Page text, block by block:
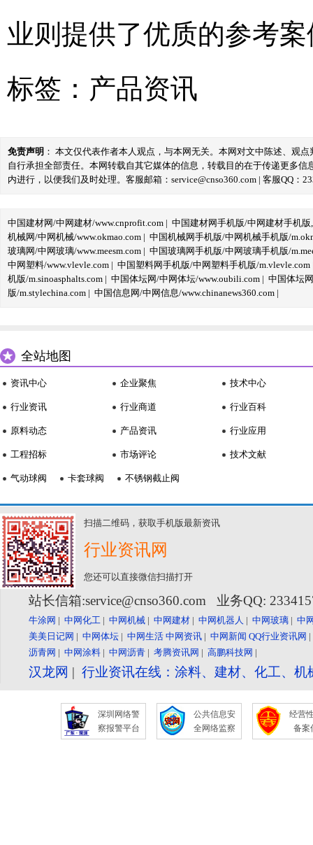
业则提供了优质的参考
标签： 产品资讯
免责声明 ： 本文仅代表作者本人观点，与本网无关。本网对文中陈述、观
自行承担全部责任。本网转载自其它媒体的信息，转载目的在于传递更多
内进行，以便我们及时处理。客服邮箱：service@cnso360.com | 客服QQ：
中国建材网/中网建材/www.cnprofit.com | 中国建材网手机版/中网建材手机版
机械网/中网机械/www.okmao.com | 中国机械网手机版/中网机械手机版/
玻璃网/中网玻璃/www.meesm.com | 中国玻璃网手机版/中网玻璃手机版/
中网塑料/www.vlevle.com | 中国塑料网手机版/中网塑料手机版/m.vlevle.com
机版/m.sinoasphalts.com | 中国体坛网/中网体坛/www.oubili.com | 中国体坛
版/m.stylechina.com | 中国信息网/中网信息/www.chinanews360.com |
全站地图
资讯中心
行业资讯
原料动态
工程招标
企业聚焦
行业商道
产品资讯
市场评论
技术中心
行业百科
行业应用
技术文献
气动球阀 卡套球阀 不锈钢截止阀
扫描二维码，获取手机版最新资讯
行业资讯网
您还可以直接微信扫描打开
站长信箱:service@cnso360.com 业务QQ:
牛涂网 | 中网化工 | 中网机械 | 中网建材 | 中网机器人 | 中网玻璃 | 中
美美日记网 | 中网体坛 | 中网生活 中网资讯 | 中网新闻 QQ行业资讯网
沥青网 | 中网涂料 | 中网沥青 | 考腾资讯网 | 高鹏科技网 |
汉龙网 | 行业资讯在线：涂料、建材、化工、
深圳网络警
察报警平台
公共信息安
全网络监察
经营
备案